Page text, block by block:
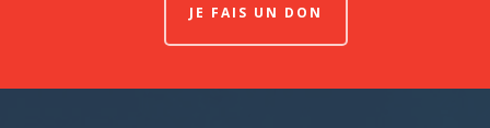
JE FAIS UN DON